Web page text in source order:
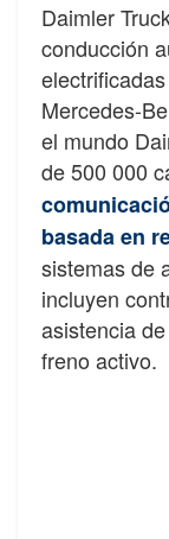
Daimler
conducción
Mercedes-
el mundo
de 500 000
basada en
sistemas de
incluyen
asistencia
freno activo.